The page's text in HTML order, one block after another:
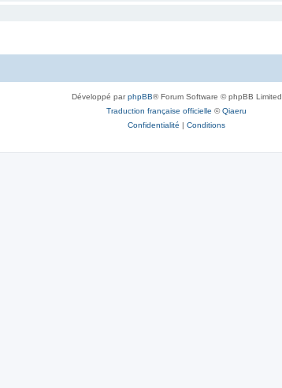
Développé parphpBB® Forum Software © phpBB Limited
Traduction française officielle ©Qiaeru
Confidentialité | Conditions